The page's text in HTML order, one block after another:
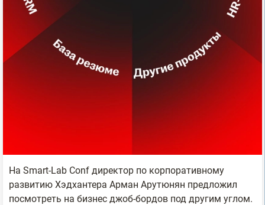
На Smart-Lab Conf директор по корпоративному
развитию Хэдхантера Арман Арутюнян предложил
посмотреть на бизнес джоб-бордов под другим углом.